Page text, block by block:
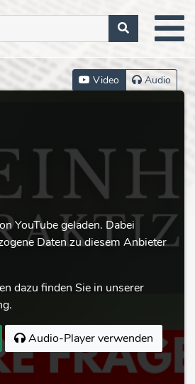
Video Audio
YouTube geladen. Dabei
Daten zu diesem Anbieter
dazu finden Sie in unserer
Audio-Player verwenden